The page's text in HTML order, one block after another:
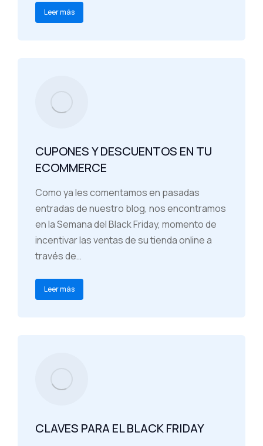
Leer más
CUPONES Y DESCUENTOS EN TU
ECOMMERCE
Como ya les comentamos en pasadas
entradas de nuestro blog, nos encontramos
en la Semana del Black Friday, momento de
incentivar las ventas de su tienda online a
través de…
Leer más
CLAVES PARA EL BLACK FRIDAY